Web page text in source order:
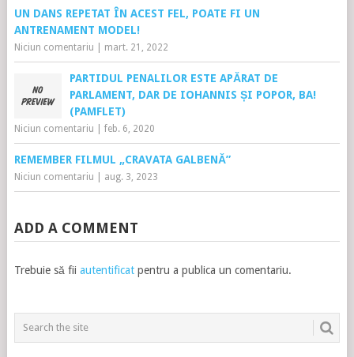
UN DANS REPETAT ÎN ACEST FEL, POATE FI UN
ANTRENAMENT MODEL!
Niciun comentariu mart. 21, 2022
PARTIDUL PENALILOR ESTE APĂRAT DE
PARLAMENT, DAR DE IOHANNIS ȘI POPOR, BA!
(PAMFLET)
Niciun comentariu feb. 6, 2020
REMEMBER FILMUL „CRAVATA GALBENĂ”
Niciun comentariu aug. 3, 2023
ADD A COMMENT
Trebuie să fii autentificatpentru a publica un comentariu.